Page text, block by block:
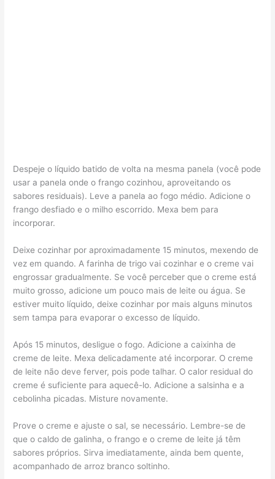
Despeje o líquido batido de volta na mesma panela (você pode
usar a panela onde o frango cozinhou, aproveitando os
sabores residuais). Leve a panela ao fogo médio. Adicione o
frango desfiado e o milho escorrido. Mexa bem para
incorporar.
Deixe cozinhar por aproximadamente 15 minutos, mexendo de
vez em quando. A farinha de trigo vai cozinhar e o creme vai
engrossar gradualmente. Se você perceber que o creme está
muito grosso, adicione um pouco mais de leite ou água. Se
estiver muito líquido, deixe cozinhar por mais alguns minutos
sem tampa para evaporar o excesso de líquido.
Após 15 minutos, desligue o fogo. Adicione a caixinha de
creme de leite. Mexa delicadamente até incorporar. O creme
de leite não deve ferver, pois pode talhar. O calor residual do
creme é suficiente para aquecê-lo. Adicione a salsinha e a
cebolinha picadas. Misture novamente.
Prove o creme e ajuste o sal, se necessário. Lembre-se de
que o caldo de galinha, o frango e o creme de leite já têm
sabores próprios. Sirva imediatamente, ainda bem quente,
acompanhado de arroz branco soltinho.